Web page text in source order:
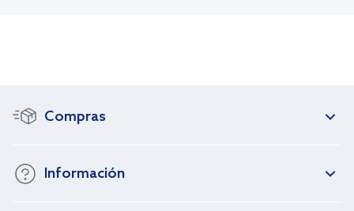
Compras
Información